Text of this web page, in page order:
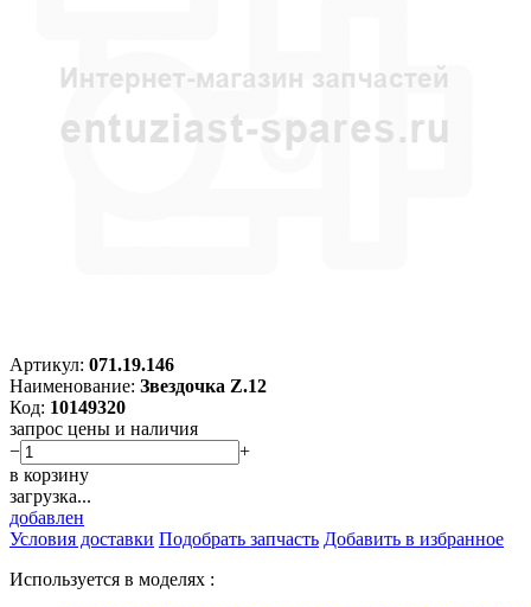
Артикул: 071.19.146
Наименование: Звездочка Z.12
Код: 10149320
запрос цены и наличия
−
+
в корзину
загрузка...
добавлен
Условия доставки Подобрать запчасть Добавить в избранное
Используется в моделях :